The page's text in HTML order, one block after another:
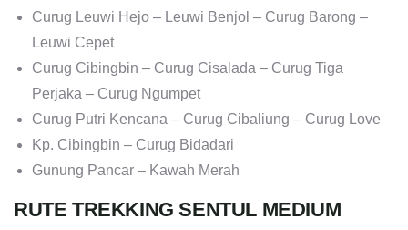
Curug Leuwi Hejo – Leuwi Benjol – Curug Barong –
Leuwi Cepet
Curug Cibingbin – Curug Cisalada – Curug Tiga
Perjaka – Curug Ngumpet
Curug Putri Kencana – Curug Cibaliung – Curug Love
Kp. Cibingbin – Curug Bidadari
Gunung Pancar – Kawah Merah
RUTE TREKKING SENTUL MEDIUM